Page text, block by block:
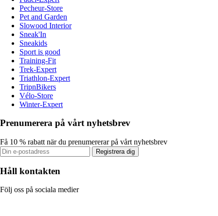
Pecheur-Store
Pet and Garden
Slowood Interior
Sneak'In
Sneakids
Sport is good
Training-Fit
Trek-Expert
Triathlon-Expert
TripnBikers
Vélo-Store
Winter-Expert
Prenumerera på vårt nyhetsbrev
Få 10 % rabatt när du prenumererar på vårt nyhetsbrev
Registrera dig
Håll kontakten
Följ oss på sociala medier